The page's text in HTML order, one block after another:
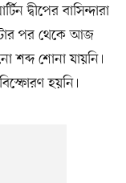
দ্বীপের বাসিন্দারা
পর থেকে আজ
শব্দ শোনা যায়নি।
হয়নি।